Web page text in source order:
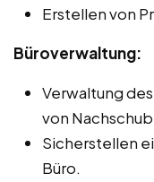
Erstellen von
Büroverwaltung:
Verwaltung
von
Sicherstellen
Büro.